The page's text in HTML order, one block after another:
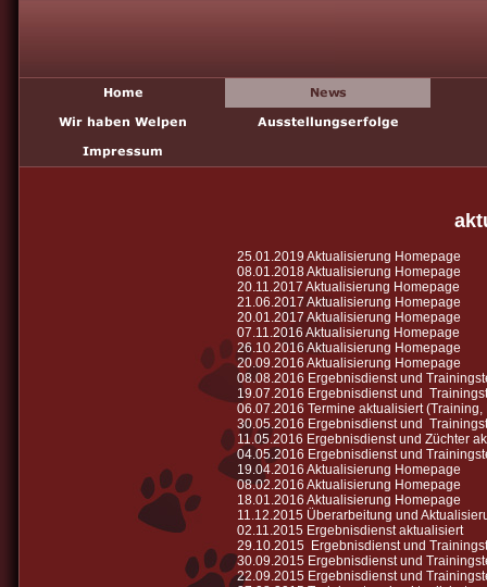
25.01.2019 Aktualisierung Homepage
08.01.2018 Aktualisierung Homepage
20.11.2017 Aktualisierung Homepage
21.06.2017 Aktualisierung Homepage
20.01.2017 Aktualisierung Homepage
07.11.2016 Aktualisierung Homepage
26.10.2016 Aktualisierung Homepage
20.09.2016 Aktualisierung Homepage
08.08.2016 Ergebnisdienst und
19.07.2016 Ergebnisdienst und
06.07.2016 Termine aktualisiert
30.05.2016 Ergebnisdienst und
11.05.2016 Ergebnisdienst und Züchter
04.05.2016 Ergebnisdienst und
19.04.2016 Aktualisierung Homepage
08.02.2016 Aktualisierung Homepage
18.01.2016 Aktualisierung Homepage
11.12.2015 Überarbeitung und
02.11.2015 Ergebnisdienst aktualisiert
29.10.2015 Ergebnisdienst und
30.09.2015 Ergebnisdienst und
22.09.2015 Ergebnisdienst und